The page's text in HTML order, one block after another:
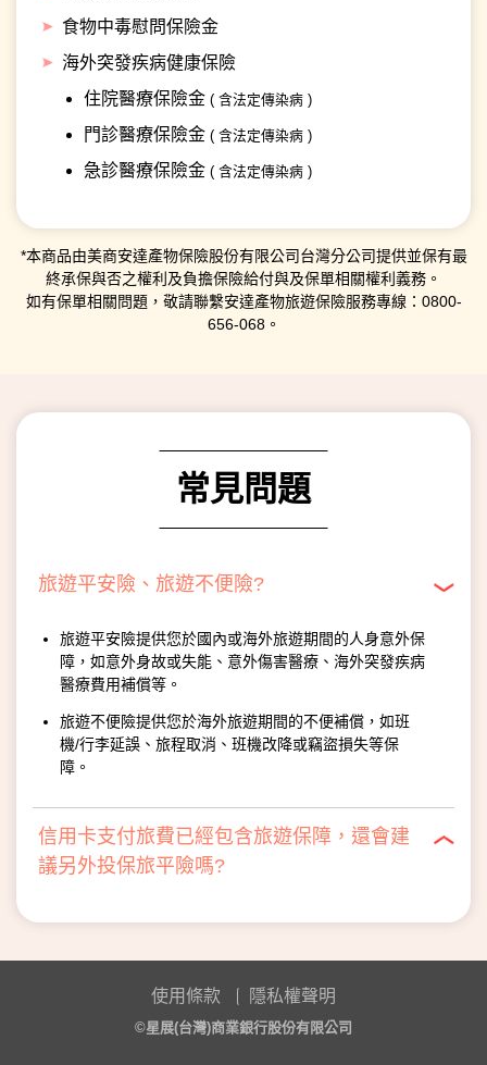
食物中毒慰問保險金
海外突發疾病健康保險
住院醫療保險金 ( 含法定傳染病 )
門診醫療保險金 ( 含法定傳染病 )
急診醫療保險金 ( 含法定傳染病 )
*本商品由美商安達產物保險股份有限公司台灣分公司提供並保有最
終承保與否之權利及負擔保險給付與及保單相關權利義務。
如有保單相關問題，敬請聯繫安達產物旅遊保險服務專線：0800-
656-068。
常見問題
旅遊平安險、旅遊不便險?
旅遊平安險提供您於國內或海外旅遊期間的人身意外保
障，如意外身故或失能、意外傷害醫療、海外突發疾病
醫療費用補償等。
旅遊不便險提供您於海外旅遊期間的不便補償，如班
機/行李延誤、旅程取消、班機改降或竊盜損失等保
障。
信用卡支付旅費已經包含旅遊保障，還會建
議另外投保旅平險嗎?
使用條款 隱私權聲明
©星展(台灣)商業銀行股份有限公司